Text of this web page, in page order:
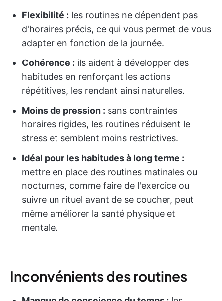
Flexibilité : les routines ne dépendent pas
d'horaires précis, ce qui vous permet de vous
adapter en fonction de la journée.
Cohérence : ils aident à développer des
habitudes en renforçant les actions
répétitives, les rendant ainsi naturelles.
Moins de pression : sans contraintes
horaires rigides, les routines réduisent le
stress et semblent moins restrictives.
Idéal pour les habitudes à long terme :
mettre en place des routines matinales ou
nocturnes, comme faire de l'exercice ou
suivre un rituel avant de se coucher, peut
même améliorer la santé physique et
mentale.
Inconvénients des routines